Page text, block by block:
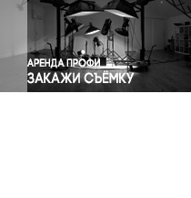
Спорт
Экология
Экономика и бизнес